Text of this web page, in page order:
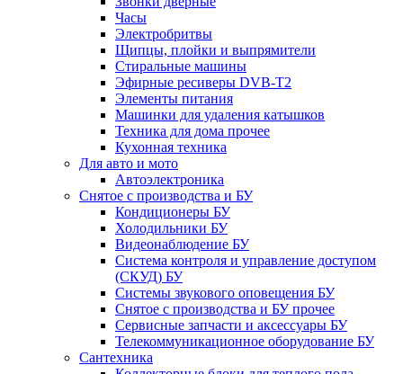
Часы
Электробритвы
Щипцы, плойки и выпрямители
Стиральные машины
Эфирные ресиверы DVB-T2
Элементы питания
Машинки для удаления катышков
Техника для дома прочее
Кухонная техника
Для авто и мото
Автоэлектроника
Снятое с производства и БУ
Кондиционеры БУ
Холодильники БУ
Видеонаблюдение БУ
Система контроля и управление доступом
(СКУД) БУ
Системы звукового оповещения БУ
Снятое с производства и БУ прочее
Сервисные запчасти и аксессуары БУ
Телекоммуникационное оборудование БУ
Сантехника